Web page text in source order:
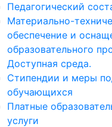
Педагогический
Материально-
обеспечение и
образовательного
Доступная среда.
Стипендии и меры
обучающихся
Платные
услуги